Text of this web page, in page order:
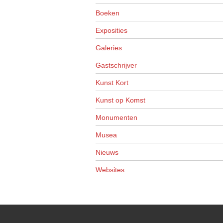
Boeken
Exposities
Galeries
Gastschrijver
Kunst Kort
Kunst op Komst
Monumenten
Musea
Nieuws
Websites